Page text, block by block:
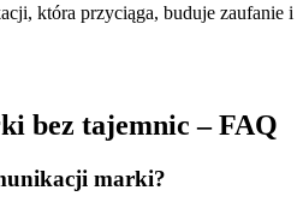
która przyciąga, buduje zaufanie i
bez tajemnic – FAQ
marki?